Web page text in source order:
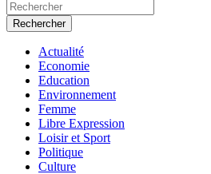
Rechercher
Actualité
Economie
Education
Environnement
Femme
Libre Expression
Loisir et Sport
Politique
Culture